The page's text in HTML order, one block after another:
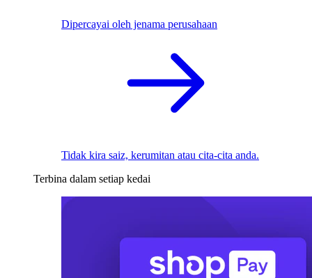
Dipercayai oleh jenama perusahaan
Tidak kira saiz, kerumitan atau cita-cita anda.
Terbina dalam setiap kedai